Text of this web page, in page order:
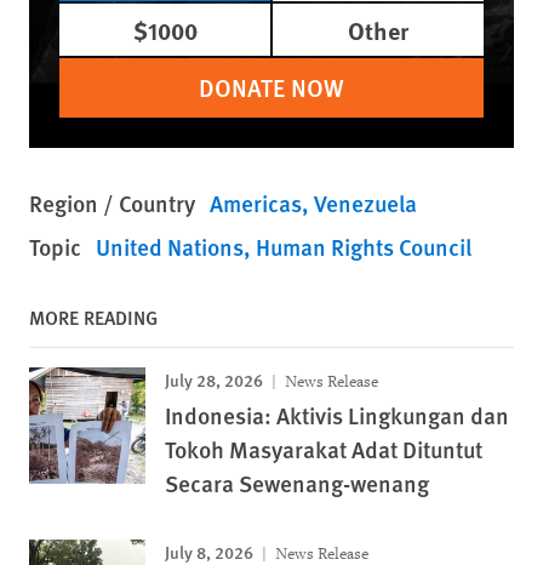
$1000 Other
DONATE NOW
Region / Country Americas Venezuela
Topic United Nations Human Rights Council
MORE READING
July 28, 2026 News Release
Indonesia: Aktivis Lingkungan dan
Tokoh Masyarakat Adat Dituntut
Secara Sewenang-wenang
July 8, 2026 News Release